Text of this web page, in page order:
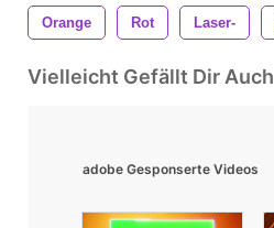
Orange Rot Laser-
Vielleicht Gefällt Dir Auch
adobe Gesponserte Videos